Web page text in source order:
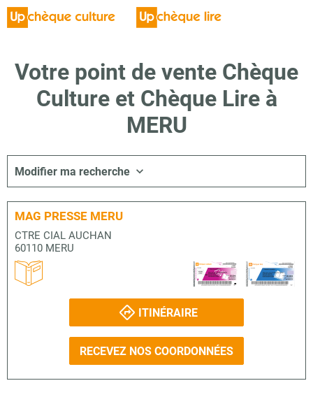
Votre point de vente Chèque
Culture et Chèque Lire à
MERU
Modifier ma recherche
MAG PRESSE MERU
CTRE CIAL AUCHAN
60110 MERU
ITINÉRAIRE
RECEVEZ NOS COORDONNÉES